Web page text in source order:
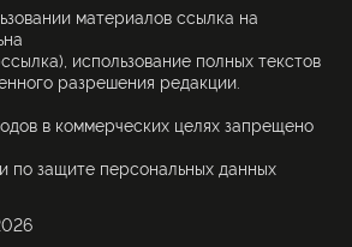
материалов ссылка на
использование полных текстов
разрешения редакции.
в коммерческих целях запрещено
по защите персональных данных